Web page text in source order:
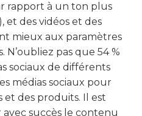
rapport à un ton plus
et des vidéos et des
mieux aux paramètres
pas que 54 %
sociaux de différents
médias sociaux pour
des produits. Il est
avec succès le contenu